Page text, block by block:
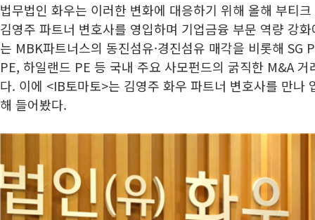
법무법인 화우는 이러한 변화에 대응하기 위해 올해 부티
김영주 파트너 변호사를 영입하며 기업금융 부문 역량 강
는 MBK파트너스의 동진섬유·경진섬유 매각을 비롯해 SG
PE, 하일랜드 PE 등 국내 주요 사모펀드의 굵직한 M&A
다. 이에 <IB토마토>는 김영주 화우 파트너 변호사를 만나
해 들어봤다.